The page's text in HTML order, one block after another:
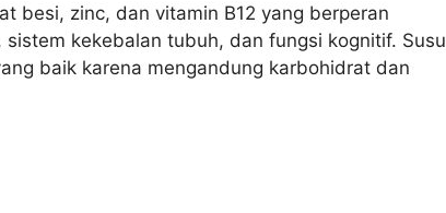
besi, zinc, dan vitamin B12 yang berperan
kekebalan tubuh, dan fungsi kognitif. Susu
baik karena mengandung karbohidrat dan